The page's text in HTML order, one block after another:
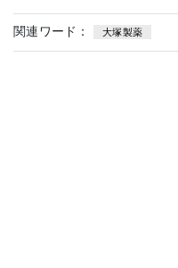
関連ワード： 大塚製薬